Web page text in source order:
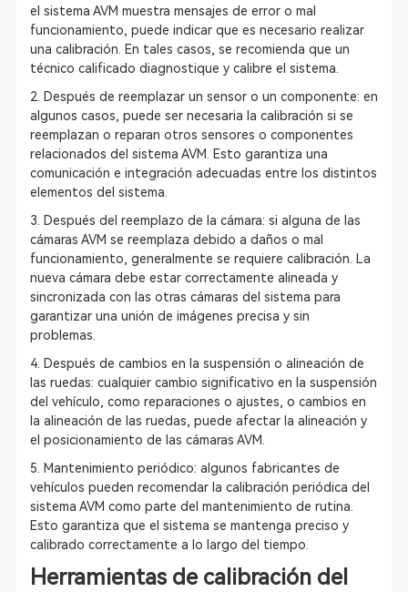
el sistema AVM muestra mensajes de error o mal
funcionamiento, puede indicar que es necesario realizar
una calibración. En tales casos, se recomienda que un
técnico calificado diagnostique y calibre el sistema.
2. Después de reemplazar un sensor o un componente: en
algunos casos, puede ser necesaria la calibración si se
reemplazan o reparan otros sensores o componentes
relacionados del sistema AVM. Esto garantiza una
comunicación e integración adecuadas entre los distintos
elementos del sistema.
3. Después del reemplazo de la cámara: si alguna de las
cámaras AVM se reemplaza debido a daños o mal
funcionamiento, generalmente se requiere calibración. La
nueva cámara debe estar correctamente alineada y
sincronizada con las otras cámaras del sistema para
garantizar una unión de imágenes precisa y sin
problemas.
4. Después de cambios en la suspensión o alineación de
las ruedas: cualquier cambio significativo en la suspensión
del vehículo, como reparaciones o ajustes, o cambios en
la alineación de las ruedas, puede afectar la alineación y
el posicionamiento de las cámaras AVM.
5. Mantenimiento periódico: algunos fabricantes de
vehículos pueden recomendar la calibración periódica del
sistema AVM como parte del mantenimiento de rutina.
Esto garantiza que el sistema se mantenga preciso y
calibrado correctamente a lo largo del tiempo.
Herramientas de calibración del